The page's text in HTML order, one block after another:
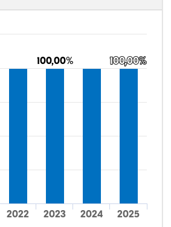
100,00%
100,00% 100,00%
100,00%
2022 2023 2024 2025